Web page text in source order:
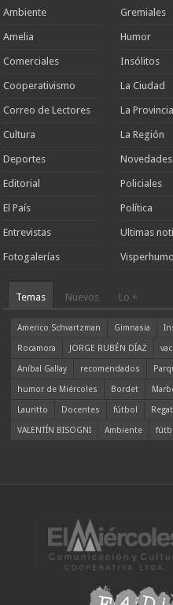
Ambiente
Amelia
Comerciales
Cooperativismo
Correo de Lectores
Cultura
Deportes
Editorial
El País
Entrevistas
Fotogalerías
Gremiales
Humor
Insólitos
La Ciudad
La Provincia
La Región
Novedades
Policiales
Política
Ultimas
Temas Nuevos Lo +
Americo Schvartzman Gimnasia
Rocamora
JORGE RUBÉN DÍAZ
Aníbal Gallay
recomendados
humor de Miércoles
Bordet
Lauritto
Docentes fútbol
VALENTÍN BISOGNI
Ambiente